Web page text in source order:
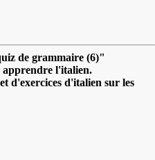
de grammaire (6)"
l'italien.
d'exercices d'italien sur les